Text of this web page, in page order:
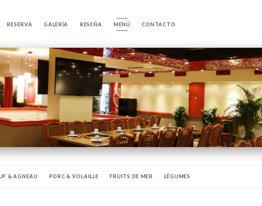
RESERVA GALERÍA RESEÑA MENÚ CONTACTO
& AGNEAU PORC & VOLAILLE FRUITS DE MER LÉGUMES